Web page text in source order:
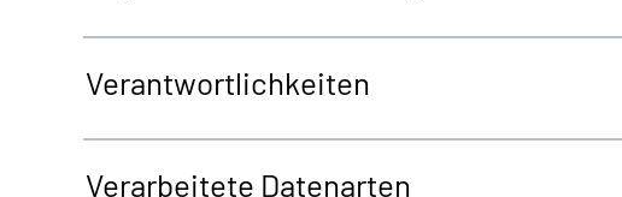
Verantwortlichkeiten
Verarbeitete Datenarten